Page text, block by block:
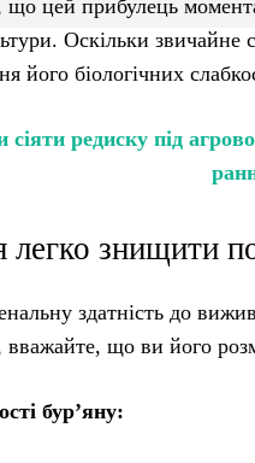
що цей прибулець
Оскільки
його біологічних
сіяти редиску під
легко знищити
здатність до
вважайте, що ви його
бур’яну: